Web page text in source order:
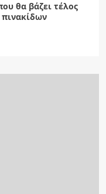
θα βάζει τέλος